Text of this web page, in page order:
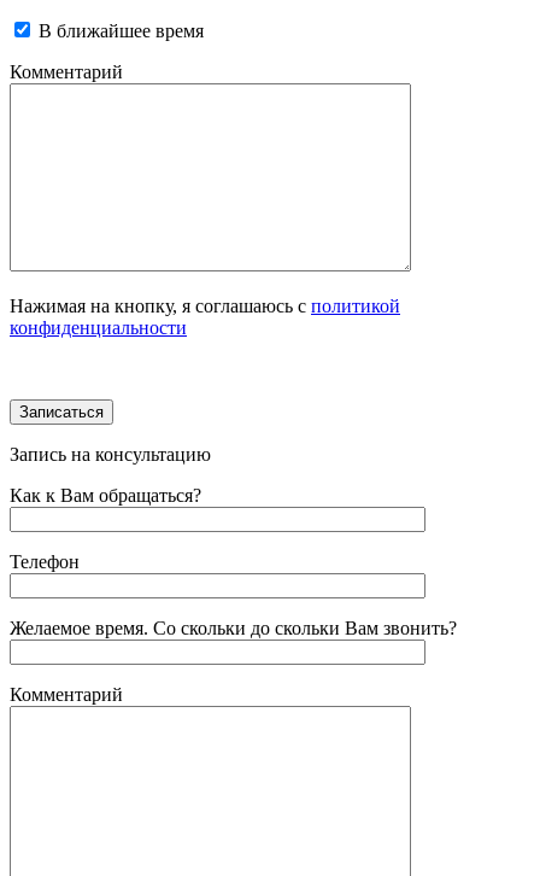
В ближайшее время
Комментарий
Нажимая на кнопку, я соглашаюсь с политикой
конфиденциальности
Запись на консультацию
Как к Вам обращаться?
Телефон
Желаемое время. Со скольки до скольки Вам звонить?
Комментарий